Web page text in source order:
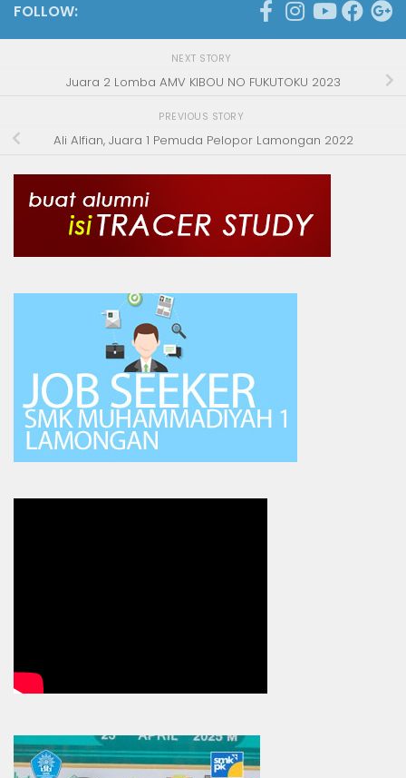
FOLLOW:
NEXT STORY
Juara 2 Lomba AMV KIBOU NO FUKUTOKU 2023
PREVIOUS STORY
Ali Alfian, Juara 1 Pemuda Pelopor Lamongan 2022